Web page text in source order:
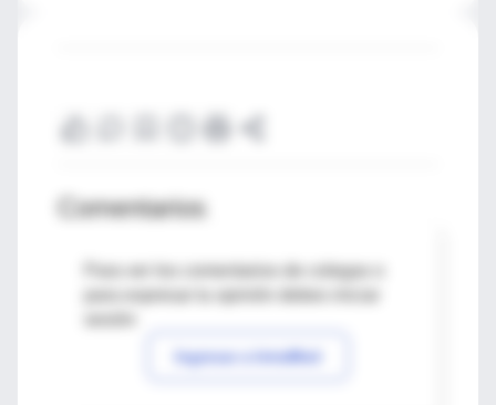
Comentarios
Para ver los comentarios de colegas o
Ingresar a IntraMed